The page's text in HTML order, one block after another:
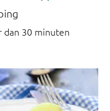
dan 30 minuten